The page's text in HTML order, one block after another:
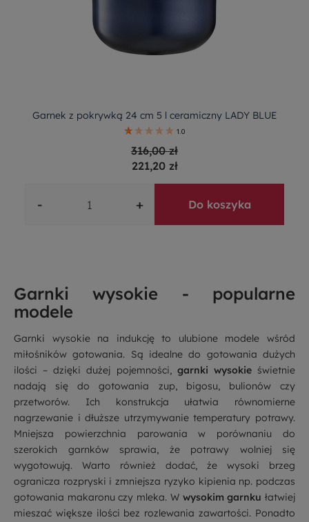
Garnek z pokrywką 24 cm 5 l ceramiczny LADY BLUE
1.0
316,00 zł
221,20 zł
- + Do koszyka
Garnki wysokie - popularne
modele
Garnki wysokie na indukcję to ulubione modele wśród
miłośników gotowania. Są idealne do gotowania dużych
ilości – dzięki dużej pojemności, garnki wysokieświetnie
nadają się do gotowania zup, bigosu, bulionów czy
przetworów. Ich konstrukcja ułatwia równomierne
nagrzewanie i dłuższe utrzymywanie temperatury potrawy.
Mniejsza powierzchnia parowania w porównaniu do
szerokich garnków sprawia, że potrawy wolniej się
wygotowują. Warto również dodać, że wysoki brzeg
ogranicza rozpryski i zmniejsza ryzyko kipienia np. podczas
gotowania makaronu czy mleka. W wysokim garnku łatwiej
mieszać większe ilości bez rozlewania zawartości. Ponadto